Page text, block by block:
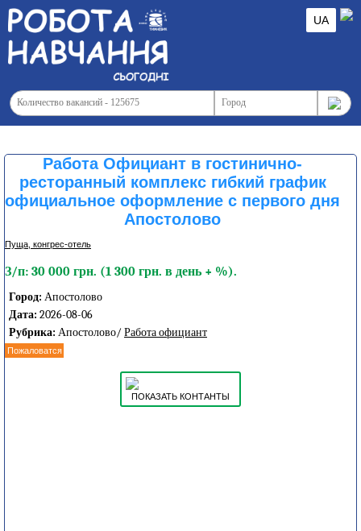
UA
Работа Официант в гостинично-
ресторанный комплекс гибкий график
официальное оформление с первого дня
Апостолово
Пуща, конгреc-отель
З/п: 30 000 грн. (1 300 грн. в день + %).
Город: Апостолово
Дата: 2026-08-06
Рубрика: Апостолово/ Работа официант
Пожаловатся
ПОКАЗАТЬ КОНТАНТЫ